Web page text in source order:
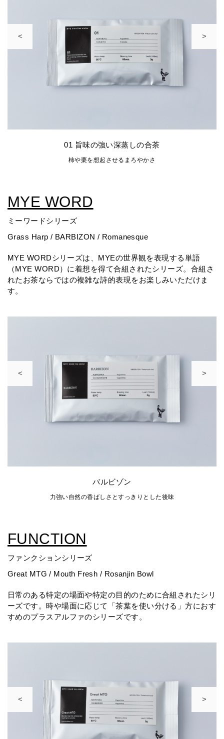
01 旨味の強い深蒸しの合茶
柿や栗を想起させるまろやかさ
< >
MYE WORD
ミーワードシリーズ
Grass Harp / BARBIZON / Romanesque
MYE WORDシリーズは、MYEの世界観を表現する単語
（MYE WORD）に着想を得て合組されたシリーズ。合組さ
れたお茶ならではの複雑な詩的表現をお楽しみいただけま
す。
バルビゾン
力強い自然の香ばしさとすっきりとした後味
< >
FUNCTION
ファンクションシリーズ
Great MTG / Mouth Fresh / Rosanjin Bowl
日常のある特定の場面や特定の目的のために合組されたシリ
ーズです。時や場面に応じて「茶葉を使い分ける」方におす
すめのプラスアルファのシリーズです。
< >